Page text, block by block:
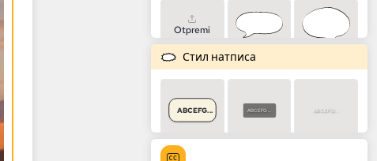
Otpremi
Стил натписа
ABCEFG... ABCEFG... ABCEFG...